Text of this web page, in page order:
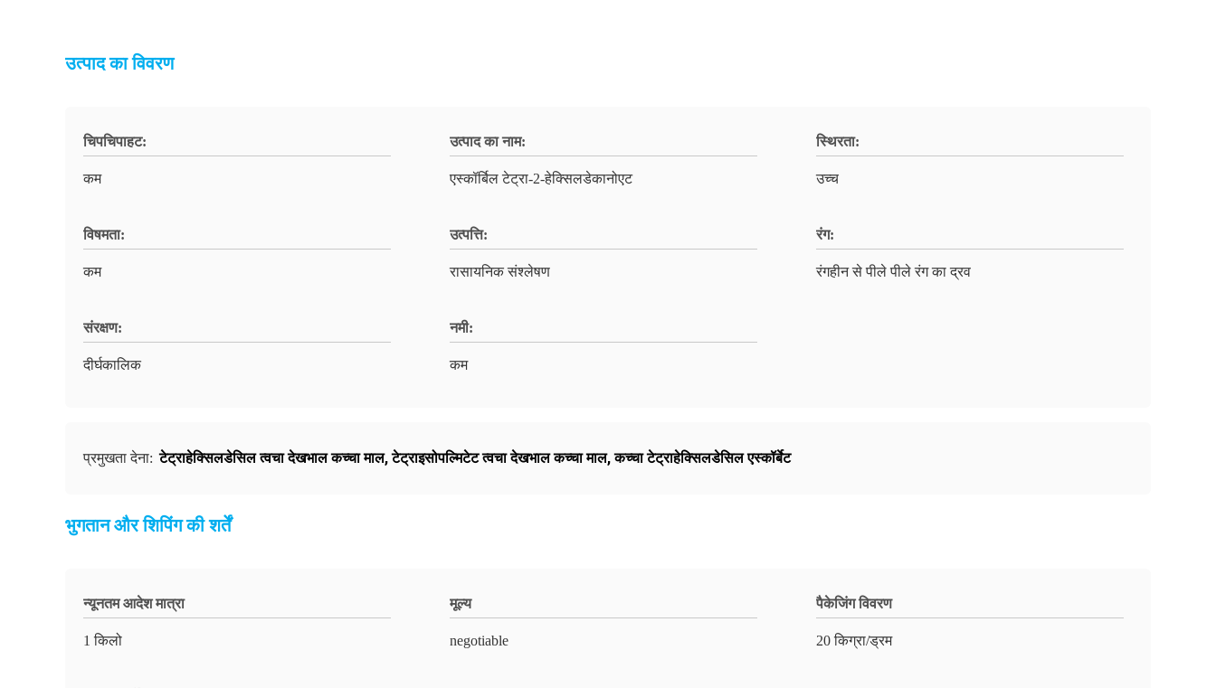
उत्पाद का विवरण
चिपचिपाहट:
कम
उत्पाद का नाम:
एस्कॉर्बिल टेट्रा-2-हेक्सिलडेकानोएट
स्थिरता:
उच्च
विषमता:
कम
उत्पत्ति:
रासायनिक संश्लेषण
रंग:
रंगहीन से पीले पीले रंग का द्रव
संरक्षण:
दीर्घकालिक
नमी:
कम
प्रमुखता देना: टेट्राहेक्सिलडेसिल त्वचा देखभाल कच्चा माल,टेट्राइसोपल्मिटेट त्वचा देखभाल कच्चा माल,कच्चा टेट्राहेक्सिलडेसिल एस्कॉर्बेट
भुगतान और शिपिंग की शर्तें
न्यूनतम आदेश मात्रा
1 किलो
मूल्य
negotiable
पैकेजिंग विवरण
20 किग्रा/ड्रम